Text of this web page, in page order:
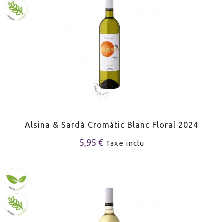
Alsina & Sardà Cromàtic Blanc Floral 2024
5,95 € Taxe inclu